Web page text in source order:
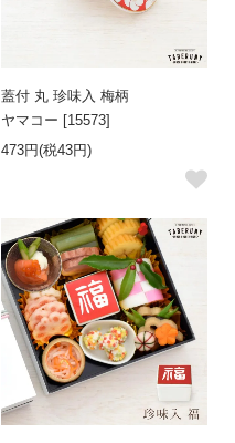
蓋付 丸 珍味入 梅柄
ヤマコー [15573]
473円(税43円)